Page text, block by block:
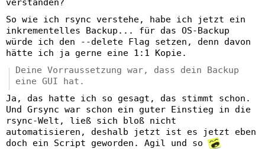
verstanden?
So wie ich rsync verstehe, habe ich jetzt ein
inkrementelles Backup... für das OS-Backup
würde ich den --delete Flag setzen, denn davon
hätte ich ja gerne eine 1:1 Kopie.
Deine Vorraussetzung war, dass dein Backup
eine GUI hat.
Ja, das hatte ich so gesagt, das stimmt schon.
Und Grsync war schon ein guter Einstieg in die
rsync-Welt, ließ sich bloß nicht
automatisieren, deshalb jetzt ist es jetzt eben
doch ein Script geworden. Agil und so